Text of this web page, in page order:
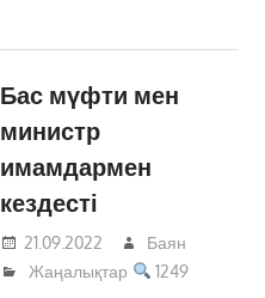
Бас мүфти мен
министр
имамдармен
кездесті
21.09.2022
Баян
Жаңалықтар
1249